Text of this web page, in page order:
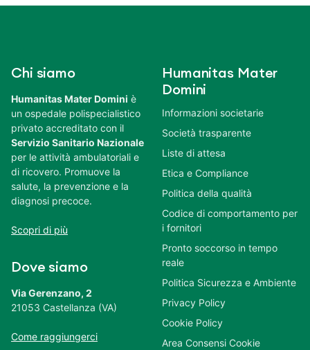
Chi siamo
Humanitas Mater Domini è
un ospedale polispecialistico
privato accreditato con il
Servizio Sanitario Nazionale
per le attività ambulatoriali e
di ricovero. Promuove la
salute, la prevenzione e la
diagnosi precoce.
Scopri di più
Dove siamo
Via Gerenzano, 2
21053 Castellanza (VA)
Come raggiungerci
Humanitas Mater
Domini
Informazioni societarie
Società trasparente
Liste di attesa
Etica e Compliance
Politica della qualità
Codice di comportamento per
i fornitori
Pronto soccorso in tempo
reale
Politica Sicurezza e Ambiente
Privacy Policy
Cookie Policy
Area Consensi Cookie